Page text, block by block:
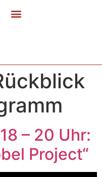
– 20 Uhr:
Project“